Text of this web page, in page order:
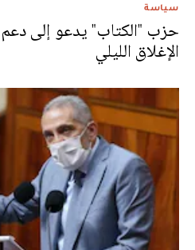
سياسة
حزب "الكتاب" يدعو إلى دعم
الإغلاق الليلي